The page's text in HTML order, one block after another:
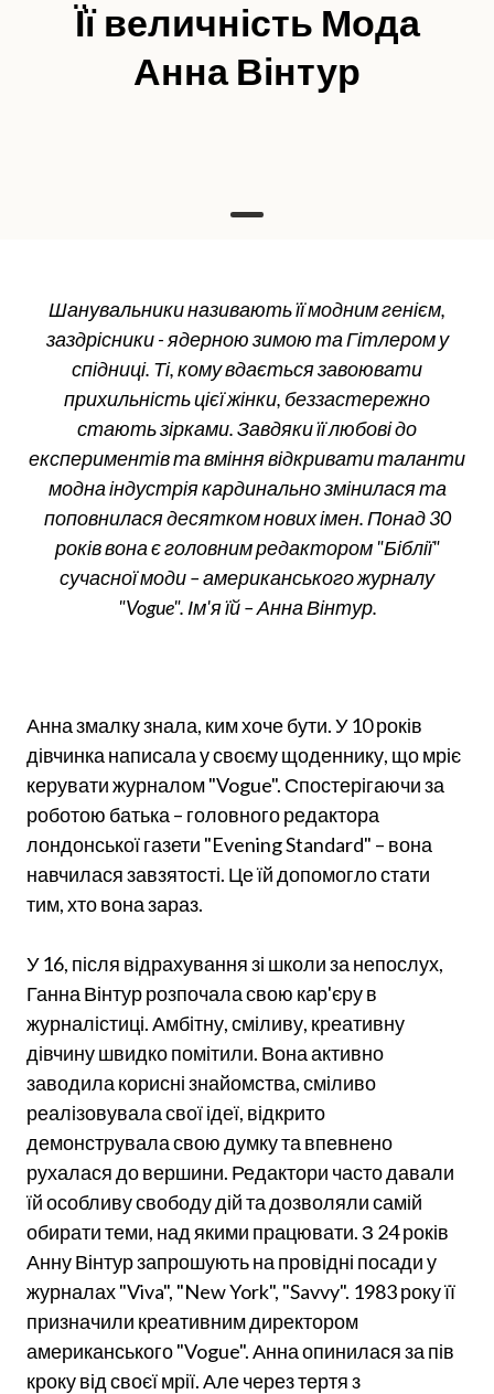
Її величність Мода
Анна Вінтур
Шанувальники називають її модним генієм,
заздрісники - ядерною зимою та Гітлером у
спідниці. Ті, кому вдається завоювати
прихильність цієї жінки, беззастережно
стають зірками. Завдяки її любові до
експериментів та вміння відкривати таланти
модна індустрія кардинально змінилася та
поповнилася десятком нових імен. Понад 30
років вона є головним редактором "Біблії"
сучасної моди – американського журналу
"Vogue". Ім'я їй – Анна Вінтур.
Анна змалку знала, ким хоче бути. У 10 років
дівчинка написала у своєму щоденнику, що мріє
керувати журналом "Vogue". Спостерігаючи за
роботою батька – головного редактора
лондонської газети "Evening Standard" – вона
навчилася завзятості. Це їй допомогло стати
тим, хто вона зараз.
У 16, після відрахування зі школи за непослух,
Ганна Вінтур розпочала свою кар'єру в
журналістиці. Амбітну, сміливу, креативну
дівчину швидко помітили. Вона активно
заводила корисні знайомства, сміливо
реалізовувала свої ідеї, відкрито
демонструвала свою думку та впевнено
рухалася до вершини. Редактори часто давали
їй особливу свободу дій та дозволяли самій
обирати теми, над якими працювати. З 24 років
Анну Вінтур запрошують на провідні посади у
журналах "Viva", "New York", "Savvy". 1983 року її
призначили креативним директором
американського "Vogue". Анна опинилася за пів
кроку від своєї мрії. Але через тертя з